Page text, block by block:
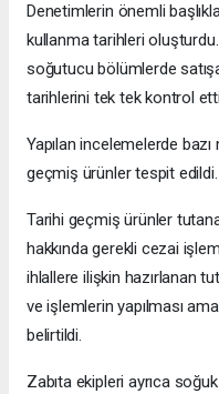
Denetimlerin önemli
kullanma tarihleri
soğutucu bölümlerde
tarihlerini tek tek kontrol
Yapılan incelemelerde
geçmiş ürünler tespit edildi.
Tarihi geçmiş ürünler
hakkında gerekli cezai
ihlallere ilişkin hazırlanan
ve işlemlerin yapılması
belirtildi.
Zabıta ekipleri ayrıca